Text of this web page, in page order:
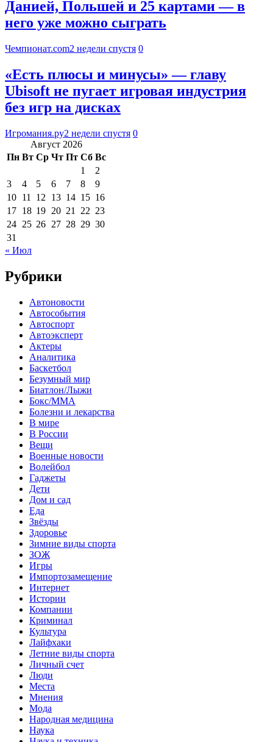
Данией, Польшей и 25 картами — в
него уже можно сыграть
Чемпионат.com2 недели спустя 0
«Есть плюсы и минусы» — главу
Ubisoft не пугает игровая индустрия
без игр на дисках
Игромания.ру2 недели спустя 0
Август 2026
Пн Вт Ср Чт Пт Сб Вс
1
2
3
4 5 6 7 8
9
10 11 12 13 14 15 16
17 18 19 20 21 22 23
24 25 26 27 28 29 30
31
« Июл
Рубрики
Автоновости
Автособытия
Автоспорт
Автоэксперт
Актеры
Аналитика
Баскетбол
Безумный мир
Биатлон/Лыжи
Бокс/MMA
Болезни и лекарства
В мире
В России
Вещи
Военные новости
Волейбол
Гаджеты
Дети
Дом и сад
Еда
Звёзды
Здоровье
Зимние виды спорта
ЗОЖ
Игры
Импортозамещение
Интернет
Истории
Компании
Криминал
Культура
Лайфхаки
Летние виды спорта
Личный счет
Люди
Места
Мнения
Мода
Народная медицина
Наука